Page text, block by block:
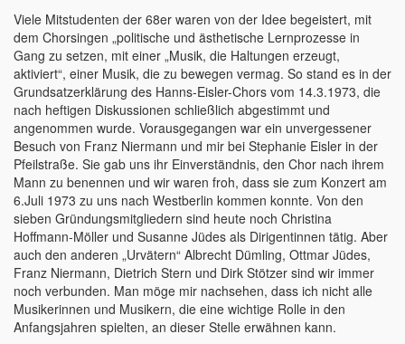
Viele Mitstudenten der 68er waren von der Idee begeistert, mit
dem Chorsingen „politische und ästhetische Lernprozesse in
Gang zu setzen, mit einer „Musik, die Haltungen erzeugt,
aktiviert“, einer Musik, die zu bewegen vermag. So stand es in der
Grundsatzerklärung des Hanns-Eisler-Chors vom 14.3.1973, die
nach heftigen Diskussionen schließlich abgestimmt und
angenommen wurde. Vorausgegangen war ein unvergessener
Besuch von Franz Niermann und mir bei Stephanie Eisler in der
Pfeilstraße. Sie gab uns ihr Einverständnis, den Chor nach ihrem
Mann zu benennen und wir waren froh, dass sie zum Konzert am
6.Juli 1973 zu uns nach Westberlin kommen konnte. Von den
sieben Gründungsmitgliedern sind heute noch Christina
Hoffmann-Möller und Susanne Jüdes als Dirigentinnen tätig. Aber
auch den anderen „Urvätern“ Albrecht Dümling, Ottmar Jüdes,
Franz Niermann, Dietrich Stern und Dirk Stötzer sind wir immer
noch verbunden. Man möge mir nachsehen, dass ich nicht alle
Musikerinnen und Musikern, die eine wichtige Rolle in den
Anfangsjahren spielten, an dieser Stelle erwähnen kann.